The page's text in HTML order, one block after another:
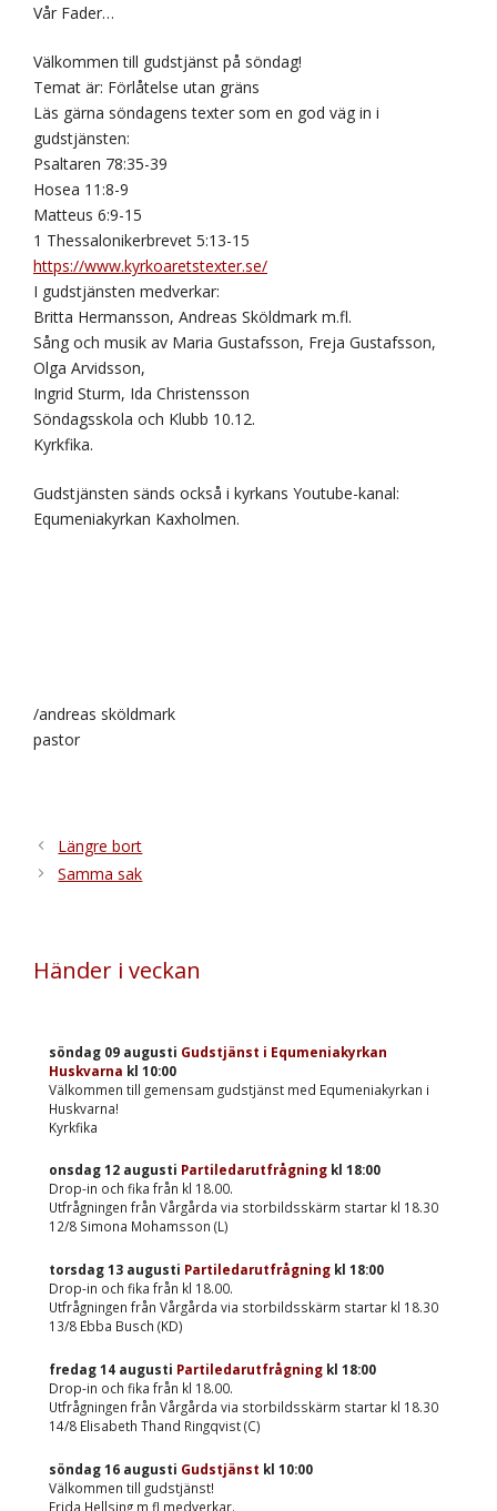
Vår Fader…
Välkommen till gudstjänst på söndag!
Temat är: Förlåtelse utan gräns
Läs gärna söndagens texter som en god väg in i
gudstjänsten:
Psaltaren 78:35-39
Hosea 11:8-9
Matteus 6:9-15
1 Thessalonikerbrevet 5:13-15
https://www.kyrkoaretstexter.se/
I gudstjänsten medverkar:
Britta Hermansson, Andreas Sköldmark m.fl.
Sång och musik av Maria Gustafsson, Freja Gustafsson,
Olga Arvidsson,
Ingrid Sturm, Ida Christensson
Söndagsskola och Klubb 10.12.
Kyrkfika.
Gudstjänsten sänds också i kyrkans Youtube-kanal:
Equmeniakyrkan Kaxholmen.
/andreas sköldmark
pastor
Längre bort
Samma sak
Händer i veckan
söndag 09 augusti Gudstjänst i Equmeniakyrkan
Huskvarna kl 10:00
Välkommen till gemensam gudstjänst med Equmeniakyrkan i
Huskvarna!
Kyrkfika
onsdag 12 augusti Partiledarutfrågning kl 18:00
Drop-in och fika från kl 18.00.
Utfrågningen från Vårgårda via storbildsskärm startar kl 18.30
12/8 Simona Mohamsson (L)
torsdag 13 augusti Partiledarutfrågning kl 18:00
Drop-in och fika från kl 18.00.
Utfrågningen från Vårgårda via storbildsskärm startar kl 18.30
13/8 Ebba Busch (KD)
fredag 14 augusti Partiledarutfrågning kl 18:00
Drop-in och fika från kl 18.00.
Utfrågningen från Vårgårda via storbildsskärm startar kl 18.30
14/8 Elisabeth Thand Ringqvist (C)
söndag 16 augusti Gudstjänst kl 10:00
Välkommen till gudstjänst!
Frida Hellsing m fl medverkar.